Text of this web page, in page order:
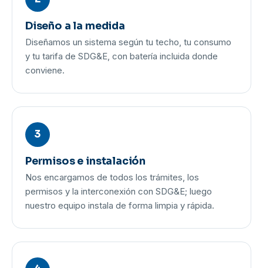
Diseño a la medida
Diseñamos un sistema según tu techo, tu consumo
y tu tarifa de SDG&E, con batería incluida donde
conviene.
3
Permisos e instalación
Nos encargamos de todos los trámites, los
permisos y la interconexión con SDG&E; luego
nuestro equipo instala de forma limpia y rápida.